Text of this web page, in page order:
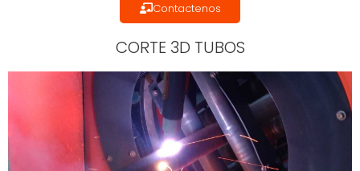
Contactenos
CORTE 3D TUBOS